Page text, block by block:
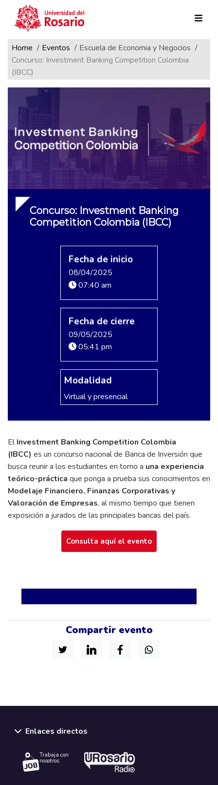
Pasar al contenido principal
Compartir evento
Ruta de navegación
Home Eventos
Escuela de Economia y Negocios
Concurso: Investment Banking Competition Colombia
(IBCC)
Concurso: Investment Banking
Competition Colombia (IBCC)
Fecha de inicio
08/04/2025
07:40 am
Fecha de cierre
09/05/2025
05:41 pm
Modalidad
Virtual y presencial
ElInvestment Banking Competition Colombia
(IBCC) es un concurso nacional de Banca de Inversión que
busca reunir a los estudiantes en torno a una experiencia
teórico-práctica que ponga a prueba sus conocimientos en
Modelaje Financiero, Finanzas Corporativas y
Valoración de Empresas, al mismo tiempo que tienen
exposición a jurados de las principales bancas del país.
Consulta aquí el evento
Enlaces directos
Trabaja con
nosotros.